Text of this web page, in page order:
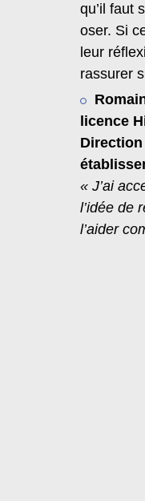
qu’il faut
oser. Si
leur
rassurer
licence
« J’ai
l’idée de
l’aider